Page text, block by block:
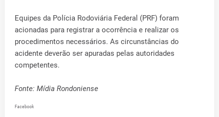
Equipes da Polícia Rodoviária Federal (PRF) foram
acionadas para registrar a ocorrência e realizar os
procedimentos necessários. As circunstâncias do
acidente deverão ser apuradas pelas autoridades
competentes.
Fonte: Mídia Rondoniense
Facebook